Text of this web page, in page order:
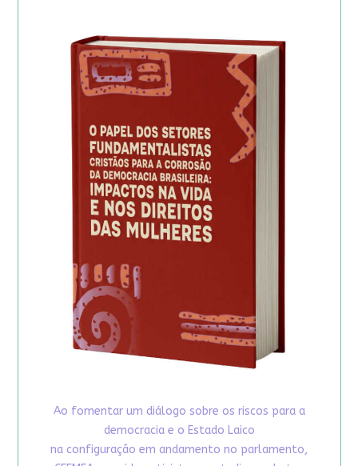
Ao fomentar um diálogo sobre os riscos para a
democracia e o Estado Laico
na configuração em andamento no parlamento,